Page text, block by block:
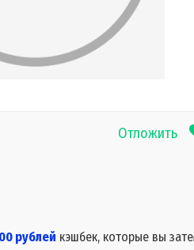
Отложить
рублей кэшбек, которые вы